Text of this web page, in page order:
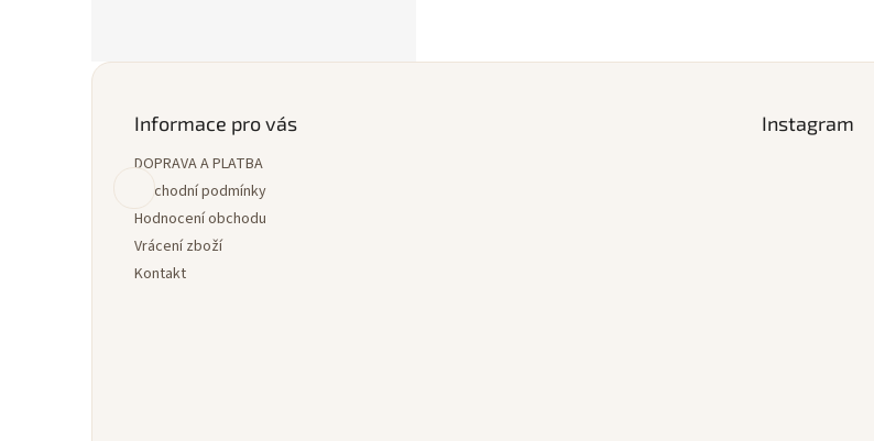
Informace pro vás
DOPRAVA A PLATBA
Obchodní podmínky
Hodnocení obchodu
Vrácení zboží
Kontakt
Instagram